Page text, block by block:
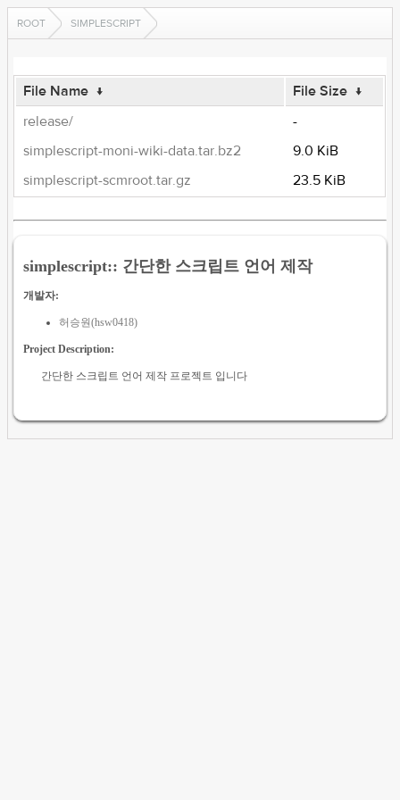
ROOT SIMPLESCRIPT
File Name ↓ File Size ↓
release/
-
simplescript-moni-wiki-data.tar.bz2
9.0 KiB
simplescript-scmroot.tar.gz
23.5 KiB
simplescript:: 간단한 스크립트 언어 제작
개발자:
허승원(hsw0418)
Project Description:
간단한 스크립트 언어 제작 프로젝트 입니다